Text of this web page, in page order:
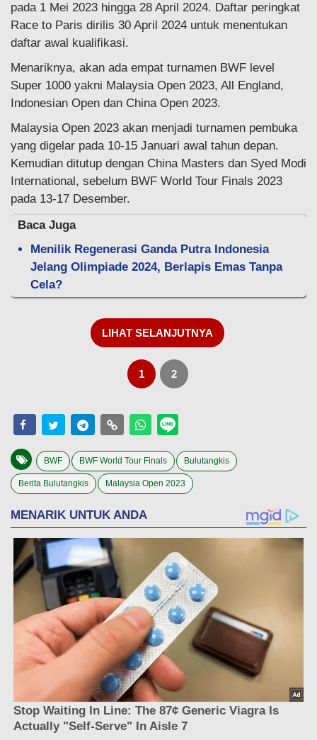
pada 1 Mei 2023 hingga 28 April 2024. Daftar peringkat
Race to Paris dirilis 30 April 2024 untuk menentukan
daftar awal kualifikasi.
Menariknya, akan ada empat turnamen BWF level
Super 1000 yakni Malaysia Open 2023, All England,
Indonesian Open dan China Open 2023.
Malaysia Open 2023 akan menjadi turnamen pembuka
yang digelar pada 10-15 Januari awal tahun depan.
Kemudian ditutup dengan China Masters dan Syed Modi
International, sebelum BWF World Tour Finals 2023
pada 13-17 Desember.
Baca Juga
Menilik Regenerasi Ganda Putra Indonesia
Jelang Olimpiade 2024, Berlapis Emas Tanpa
Cela?
LIHAT SELANJUTNYA
1 2
BWF BWF World Tour Finals Bulutangkis
Berita Bulutangkis Malaysia Open 2023